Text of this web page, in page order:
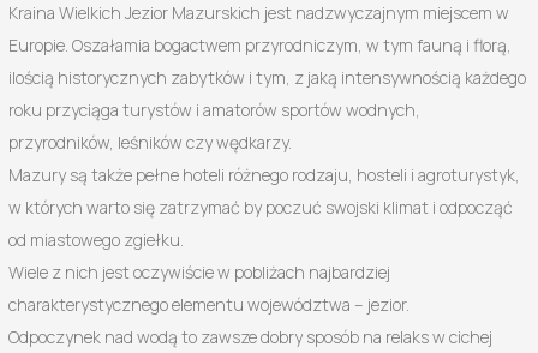
Kraina Wielkich Jezior Mazurskich jest nadzwyczajnym miejscem w
Europie. Oszałamia bogactwem przyrodniczym, w tym fauną i florą,
ilością historycznych zabytków i tym, z jaką intensywnością każdego
roku przyciąga turystów i amatorów sportów wodnych,
przyrodników, leśników czy wędkarzy.
Mazury są także pełne hoteli różnego rodzaju, hosteli i agroturystyk,
w których warto się zatrzymać by poczuć swojski klimat i odpocząć
od miastowego zgiełku.
Wiele z nich jest oczywiście w pobliżach najbardziej
charakterystycznego elementu województwa – jezior.
Odpoczynek nad wodą to zawsze dobry sposób na relaks w cichej